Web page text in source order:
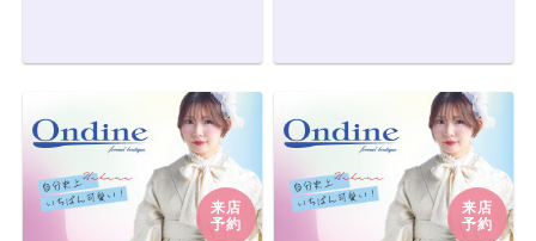
来店
予約
来店
予約